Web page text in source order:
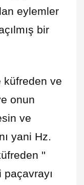
eylemler
bir
küfreden ve
onun
ve
yani Hz.
''